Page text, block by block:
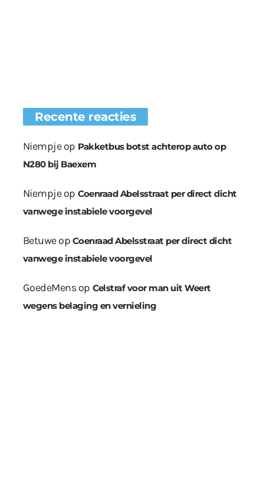
Recente reacties
Niempjeop Pakketbus botst achterop auto op
N280 bij Baexem
Niempjeop Coenraad Abelsstraat per direct dicht
vanwege instabiele voorgevel
Betuweop Coenraad Abelsstraat per direct dicht
vanwege instabiele voorgevel
GoedeMensop Celstraf voor man uit Weert
wegens belaging en vernieling